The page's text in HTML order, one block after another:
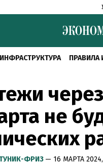
ИНФРАСТРУКТУРА ПРАВИЛА
не
ФРИЗ — 16 МАРТА